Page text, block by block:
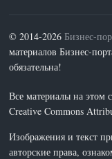
© 2014-2026 Бизнес-
материалов Бизнес-
обязательна!
Все материалы на этом
Creative Commons
Изображения и текст
авторские права,